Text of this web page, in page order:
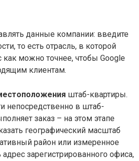
данные компании: введите
то есть отрасль, в которой
можно точнее, чтобы Google
клиентам.
штаб-квартиры.
непосредственно в штаб-
заказ – на этом этапе
географический масштаб
район или измеренное
зарегистрированного офиса,